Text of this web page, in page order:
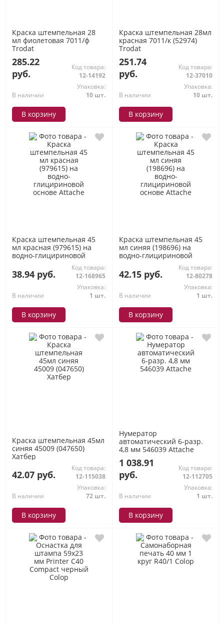
Краска штемпельная 28
мл фиолетовая 7011/ф
Trodat
285.22
руб.
Код товара:
12-14192
В наличии
Упаковка:
10 шт.
В корзину
Краска штемпельная 28мл
красная 7011/к (52974)
Trodat
251.74
руб.
Код товара:
12-37010
В наличии
Упаковка:
10 шт.
В корзину
Краска штемпельная 45
мл красная (979615) на
водно-глицириновой
38.94 руб.
Код товара:
12-168965
В наличии
Упаковка:
1 шт.
В корзину
Краска штемпельная 45
мл синяя (198696) на
водно-глицириновой
42.15 руб.
Код товара:
12-80278
В наличии
Упаковка:
1 шт.
В корзину
Краска штемпельная 45мл
синяя 45009 (047650)
Хатбер
42.07 руб.
Код товара:
12-115038
В наличии
Упаковка:
72 шт.
В корзину
Нумератор
автоматический 6-разр.
4,8 мм 546039 Attache
1 038.91
руб.
Код товара:
12-112705
В наличии
Упаковка:
1 шт.
В корзину